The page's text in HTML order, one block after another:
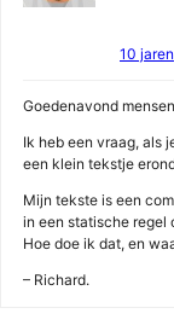
10
Goedenavond
Ik heb een vraag, als
een klein tekstje
Mijn tekste is een
in een statische regel
Hoe doe ik dat, en
– Richard.